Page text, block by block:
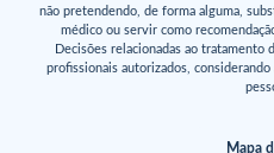
não pretendendo, de forma alguma,
médico ou servir como
Decisões relacionadas ao tratamento
profissionais autorizados,
Mapa